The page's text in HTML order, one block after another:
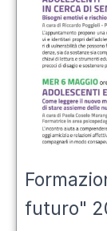
futuro"